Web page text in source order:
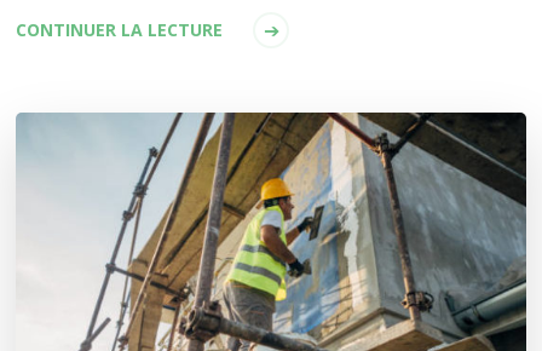
CONTINUER LA LECTURE